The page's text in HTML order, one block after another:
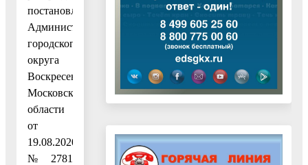
постановлением
Администрации
городского
округа
Воскресенск
Московской
области
от
19.08.2020
№ 2781